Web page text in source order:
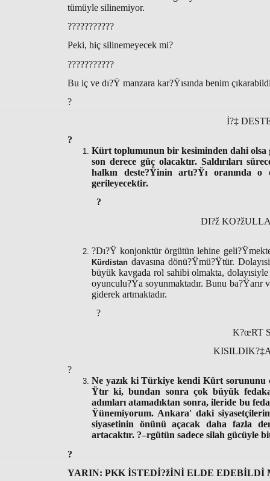
tümüyle silinemiyor.
???????????
Peki, hiç silinemeyecek mi?
???????????
Bu iç ve dı?Ÿ manzara kar?Ÿısında benim
?
İ?‡
?
Kürt toplumunun bir kesiminden dahi olsa
son derece güç olacaktır. Saldırıları
halkın deste?Ÿinin artı?Ÿı oranında
gerileyecektir.
?
DI?ž
?Dı?Ÿ konjonktür örgütün lehine
Kürdistan davasına dönü?Ÿmü?Ÿtür.
büyük kavgada rol sahibi olmakta,
oyunculu?Ÿa soyunmaktadır. Bunu ba?Ÿarır
giderek artmaktadır.
?
K?œRT
?
Ne yazık ki Türkiye kendi Kürt sorununu
Ÿtır ki, bundan sonra çok büyük
adımları atamadıktan sonra, ileride bu
Ÿünemiyorum. Ankara' daki
siyasetinin önünü açacak daha fazla
artacaktır. ?–rgütün sadece silah gücüyle
?
YARIN: PKK İSTEDİ?žİNİ ELDE EDEBİLDİ